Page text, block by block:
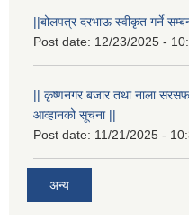
||बोलपत्र दरभाऊ स्वीकृत गर्ने
Post date: 12/23/2025 -
|| कृष्णनगर बजार तथा नाला
आव्हानको सूचना ||
Post date: 11/21/2025 -
अन्य